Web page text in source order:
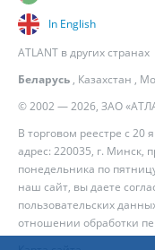
© 2002 — 2026, ЗАО
В торговом реестре с
адрес: 220035, г. Минск,
понедельника по
наш сайт, вы даете
пользовательских
отношении обработки
In English
ATLANT в других странах
Беларусь , Казахстан ,